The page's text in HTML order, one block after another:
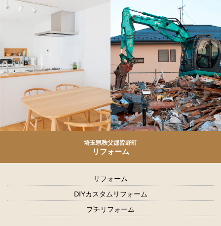
埼玉県秩父郡皆野町
リフォーム
リフォーム
DIYカスタムリフォーム
プチリフォーム